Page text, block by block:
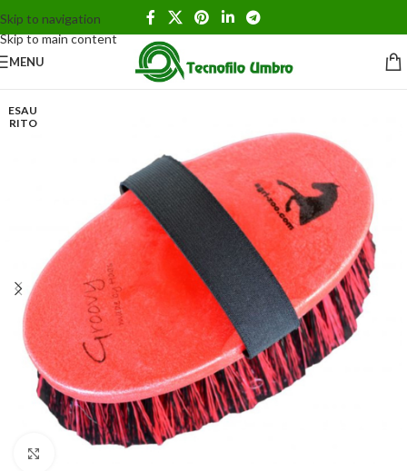
Skip to navigation
Skip to main content
MENU
ESAU
RITO
Clicca per ingrandire